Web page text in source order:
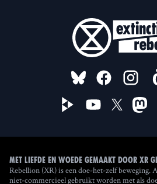
FOLLOW
Met liefde en woede gemaakt door XR
Rebellion (XR) is een doe-het-zelf beweging.
niet-commercieel gebruikt worden met als